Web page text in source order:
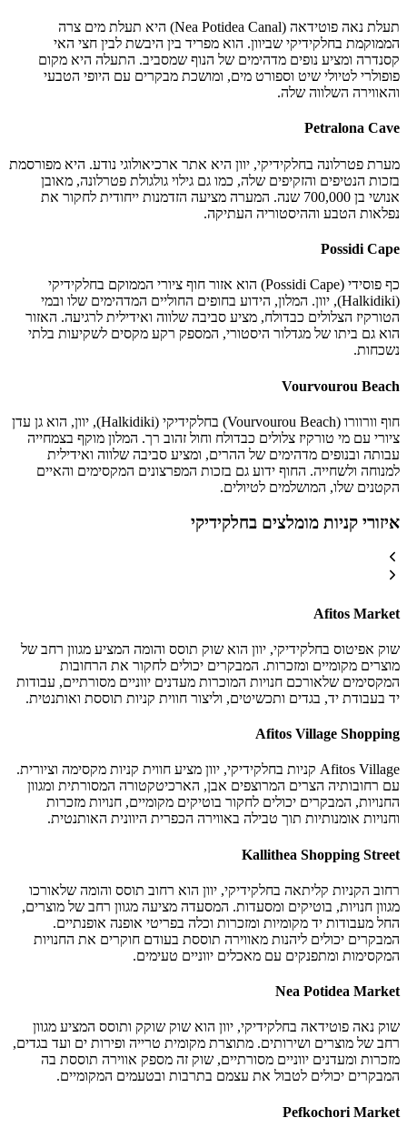
תעלת נאה פוטידאה (Nea Potidea Canal) היא תעלת מים צרה
הממוקמת בחלקידיקי שביוון. הוא מפריד בין היבשת לבין חצי האי
קסנדרה ומציע נופים מדהימים של הנוף שמסביב. התעלה היא מקום
פופולרי לטיולי שיט וספורט מים, ומושכת מבקרים עם היופי הטבעי
והאווירה השלווה שלה.
Petralona Cave
מערת פטרלונה בחלקידיקי, יוון היא אתר ארכיאולוגי נודע. היא מפורסמת
בזכות הנטיפים והזקיפים שלה, כמו גם גילוי גולגולת פטרלונה, מאובן
אנושי בן 700,000 שנה. המערה מציעה הזדמנות ייחודית לחקור את
נפלאות הטבע וההיסטוריה העתיקה.
Possidi Cape
כף פוסידי (Possidi Cape) הוא אזור חוף ציורי הממוקם בחלקידיקי
(Halkidiki), יוון. המלון, הידוע בחופים החוליים המדהימים שלו ובמי
הטורקיז הצלולים כבדולח, מציע סביבה שלווה ואידילית לרגיעה. האזור
הוא גם ביתו של מגדלור היסטורי, המספק רקע מקסים לשקיעות בלתי
נשכחות.
Vourvourou Beach
חוף וורוורו (Vourvourou Beach) בחלקידיקי (Halkidiki), יוון, הוא גן עדן
ציורי עם מי טורקיז צלולים כבדולח וחול זהוב רך. המלון מוקף בצמחייה
עבותה ובנופים מדהימים של ההרים, ומציע סביבה שלווה ואידילית
למנוחה ולשחייה. החוף ידוע גם בזכות המפרצונים המקסימים והאיים
הקטנים שלו, המושלמים לטיולים.
איזורי קניות מומלצים בחלקידיקי
Afitos Market
שוק אפיטוס בחלקידיקי, יוון הוא שוק תוסס והומה המציע מגוון רחב של
מוצרים מקומיים ומזכרות. המבקרים יכולים לחקור את הרחובות
המקסימים שלאורכם חנויות המוכרות מעדנים יווניים מסורתיים, עבודות
יד בעבודת יד, בגדים ותכשיטים, וליצור חווית קניות תוססת ואותנטית.
Afitos Village Shopping
Afitos Village קניות בחלקידיקי, יוון מציע חווית קניות מקסימה וציורית.
עם רחובותיה הצרים המרוצפים אבן, הארכיטקטורה המסורתית ומגוון
החנויות, המבקרים יכולים לחקור בוטיקים מקומיים, חנויות מזכרות
וחנויות אומנותיות תוך טבילה באווירה הכפרית היוונית האותנטית.
Kallithea Shopping Street
רחוב הקניות קליתאה בחלקידיקי, יוון הוא רחוב תוסס והומה שלאורכו
מגוון חנויות, בוטיקים ומסעדות. המסעדה מציעה מגוון רחב של מוצרים,
החל מעבודות יד מקומיות ומזכרות וכלה בפריטי אופנה אופנתיים.
המבקרים יכולים ליהנות מאווירה תוססת בעודם חוקרים את החנויות
המקסימות ומתפנקים עם מאכלים יווניים טעימים.
Nea Potidea Market
שוק נאה פוטידאה בחלקידיקי, יוון הוא שוק שוקק ותוסס המציע מגוון
רחב של מוצרים ושירותים. מתוצרת מקומית טרייה ופירות ים ועד בגדים,
מזכרות ומעדנים יווניים מסורתיים, שוק זה מספק אווירה תוססת בה
המבקרים יכולים לטבול את עצמם בתרבות ובטעמים המקומיים.
Pefkochori Market